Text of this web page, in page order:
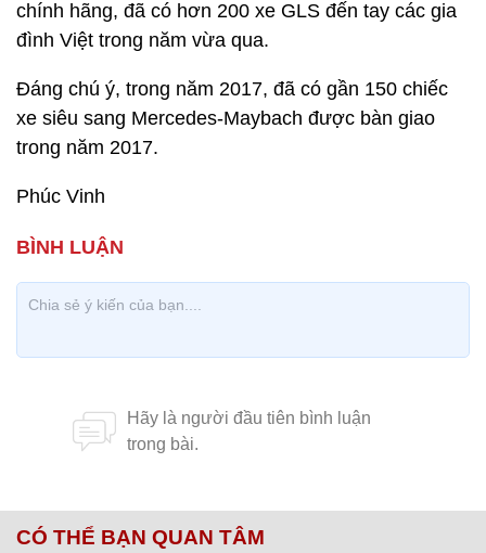
chính hãng, đã có hơn 200 xe GLS đến tay các gia
đình Việt trong năm vừa qua.
Đáng chú ý, trong năm 2017, đã có gần 150 chiếc
xe siêu sang Mercedes-Maybach được bàn giao
trong năm 2017.
Phúc Vinh
CÓ THỂ BẠN QUAN TÂM